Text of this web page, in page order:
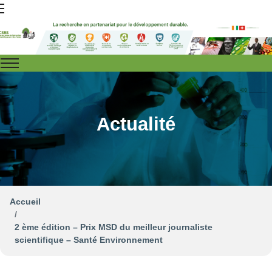
Actualité
Accueil
2 ème édition – Prix MSD du meilleur journaliste
scientifique – Santé Environnement